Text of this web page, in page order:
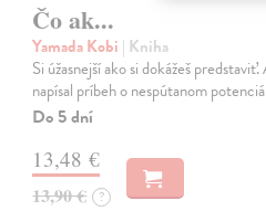
Čo ak...
Yamada Kobi | Kniha
Si úžasnejší ako si dokážeš
napísal príbeh o nespútanom
Do 5 dní
13,48 €
13,90 € ?